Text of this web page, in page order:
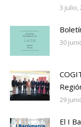
3 julio,
30
29
El I